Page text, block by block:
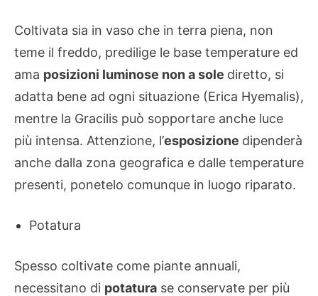
Coltivata sia in vaso che in terra piena, non
teme il freddo, predilige le base temperature ed
ama posizioni luminose non a sole diretto, si
adatta bene ad ogni situazione (Erica Hyemalis),
mentre la Gracilis può sopportare anche luce
più intensa. Attenzione, l’esposizione dipenderà
anche dalla zona geografica e dalle temperature
presenti, ponetelo comunque in luogo riparato.
Potatura
Spesso coltivate come piante annuali,
necessitano di potatura se conservate per più